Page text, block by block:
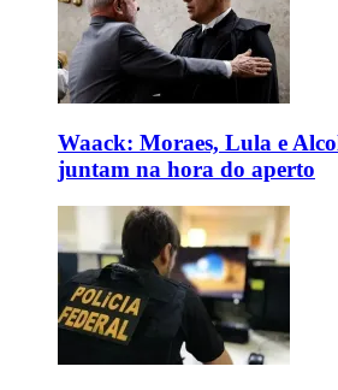
Waack: Moraes, Lula e
juntam na hora do aperto